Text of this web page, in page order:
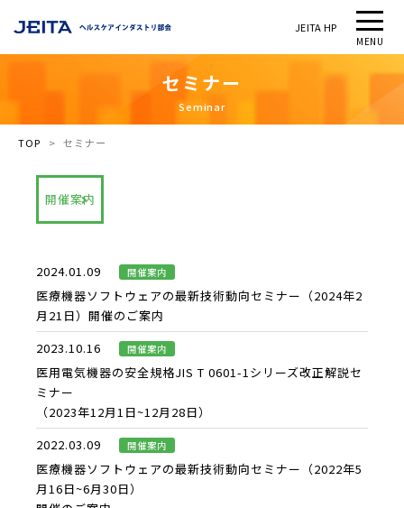
JEITA HP
MENU
セ ミ ナー
Seminar
TOP > セミナー
開催案内​
2024.01.09 開催案内​
医療機器ソフトウェアの最新技術動向セミナー（2024年2
月21日）開催のご案内
2023.10.16
開催案内​
医用電気機器の安全規格JIS T 0601-1シリーズ改正解説セ
ミナー
（2023年12月1日~12月28日）
2022.03.09
開催案内​
医療機器ソフトウェアの最新技術動向セミナー（2022年5
月16日~6月30日）